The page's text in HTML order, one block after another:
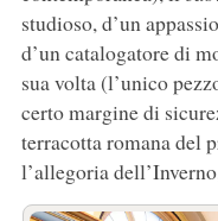
studioso, d’un
d’un catalogatore di
sua volta (l’unico
certo margine di
terracotta romana del
l’allegoria